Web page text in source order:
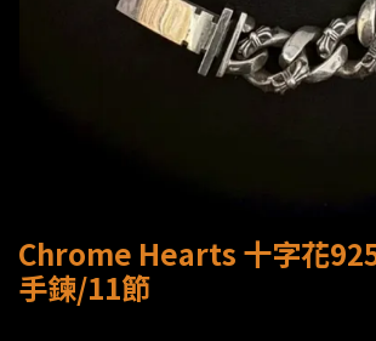
Chrome Hearts 十字花
手鍊/11節